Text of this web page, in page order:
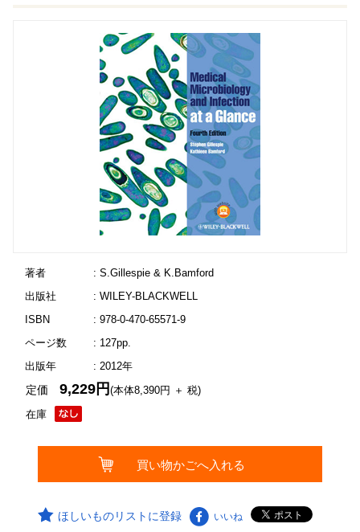
著者
: S.Gillespie & K.Bamford
出版社
: WILEY-BLACKWELL
ISBN
: 978-0-470-65571-9
ページ数
: 127pp.
出版年
: 2012年
在庫
定価9,229円(本体8,390円 ＋ 税)
ほしいものリストに登録 いいね